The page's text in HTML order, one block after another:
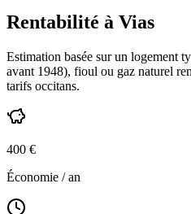
Rentabilité à Vias
Estimation basée sur un logement
avant 1948), fioul ou gaz naturel
tarifs occitans.
400 €
Économie / an